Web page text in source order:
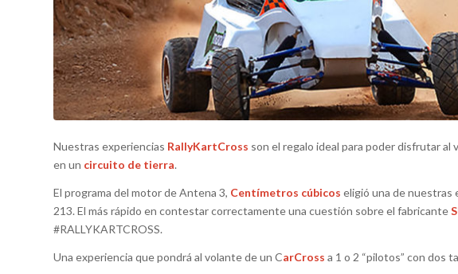
Nuestras experiencias RallyKartCross son el regalo ideal para poder disfrutar al
en un circuito de tierra.
El programa del motor de Antena 3, Centímetros cúbicos eligió una de nuestras
213. El más rápido en contestar correctamente una cuestión sobre el fabricante
#RALLYKARTCROSS.
Una experiencia que pondrá al volante de un CarCross a 1 o 2 “pilotos” con dos